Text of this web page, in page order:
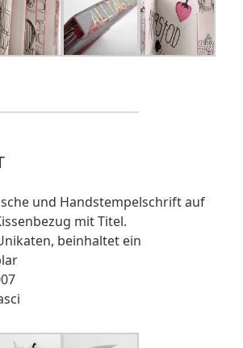
und Handstempelschrift auf
mit Titel.
beinhaltet ein